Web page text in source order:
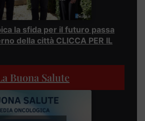
la sfida per il futuro passa
della città CLICCA PER IL
Buona Salute